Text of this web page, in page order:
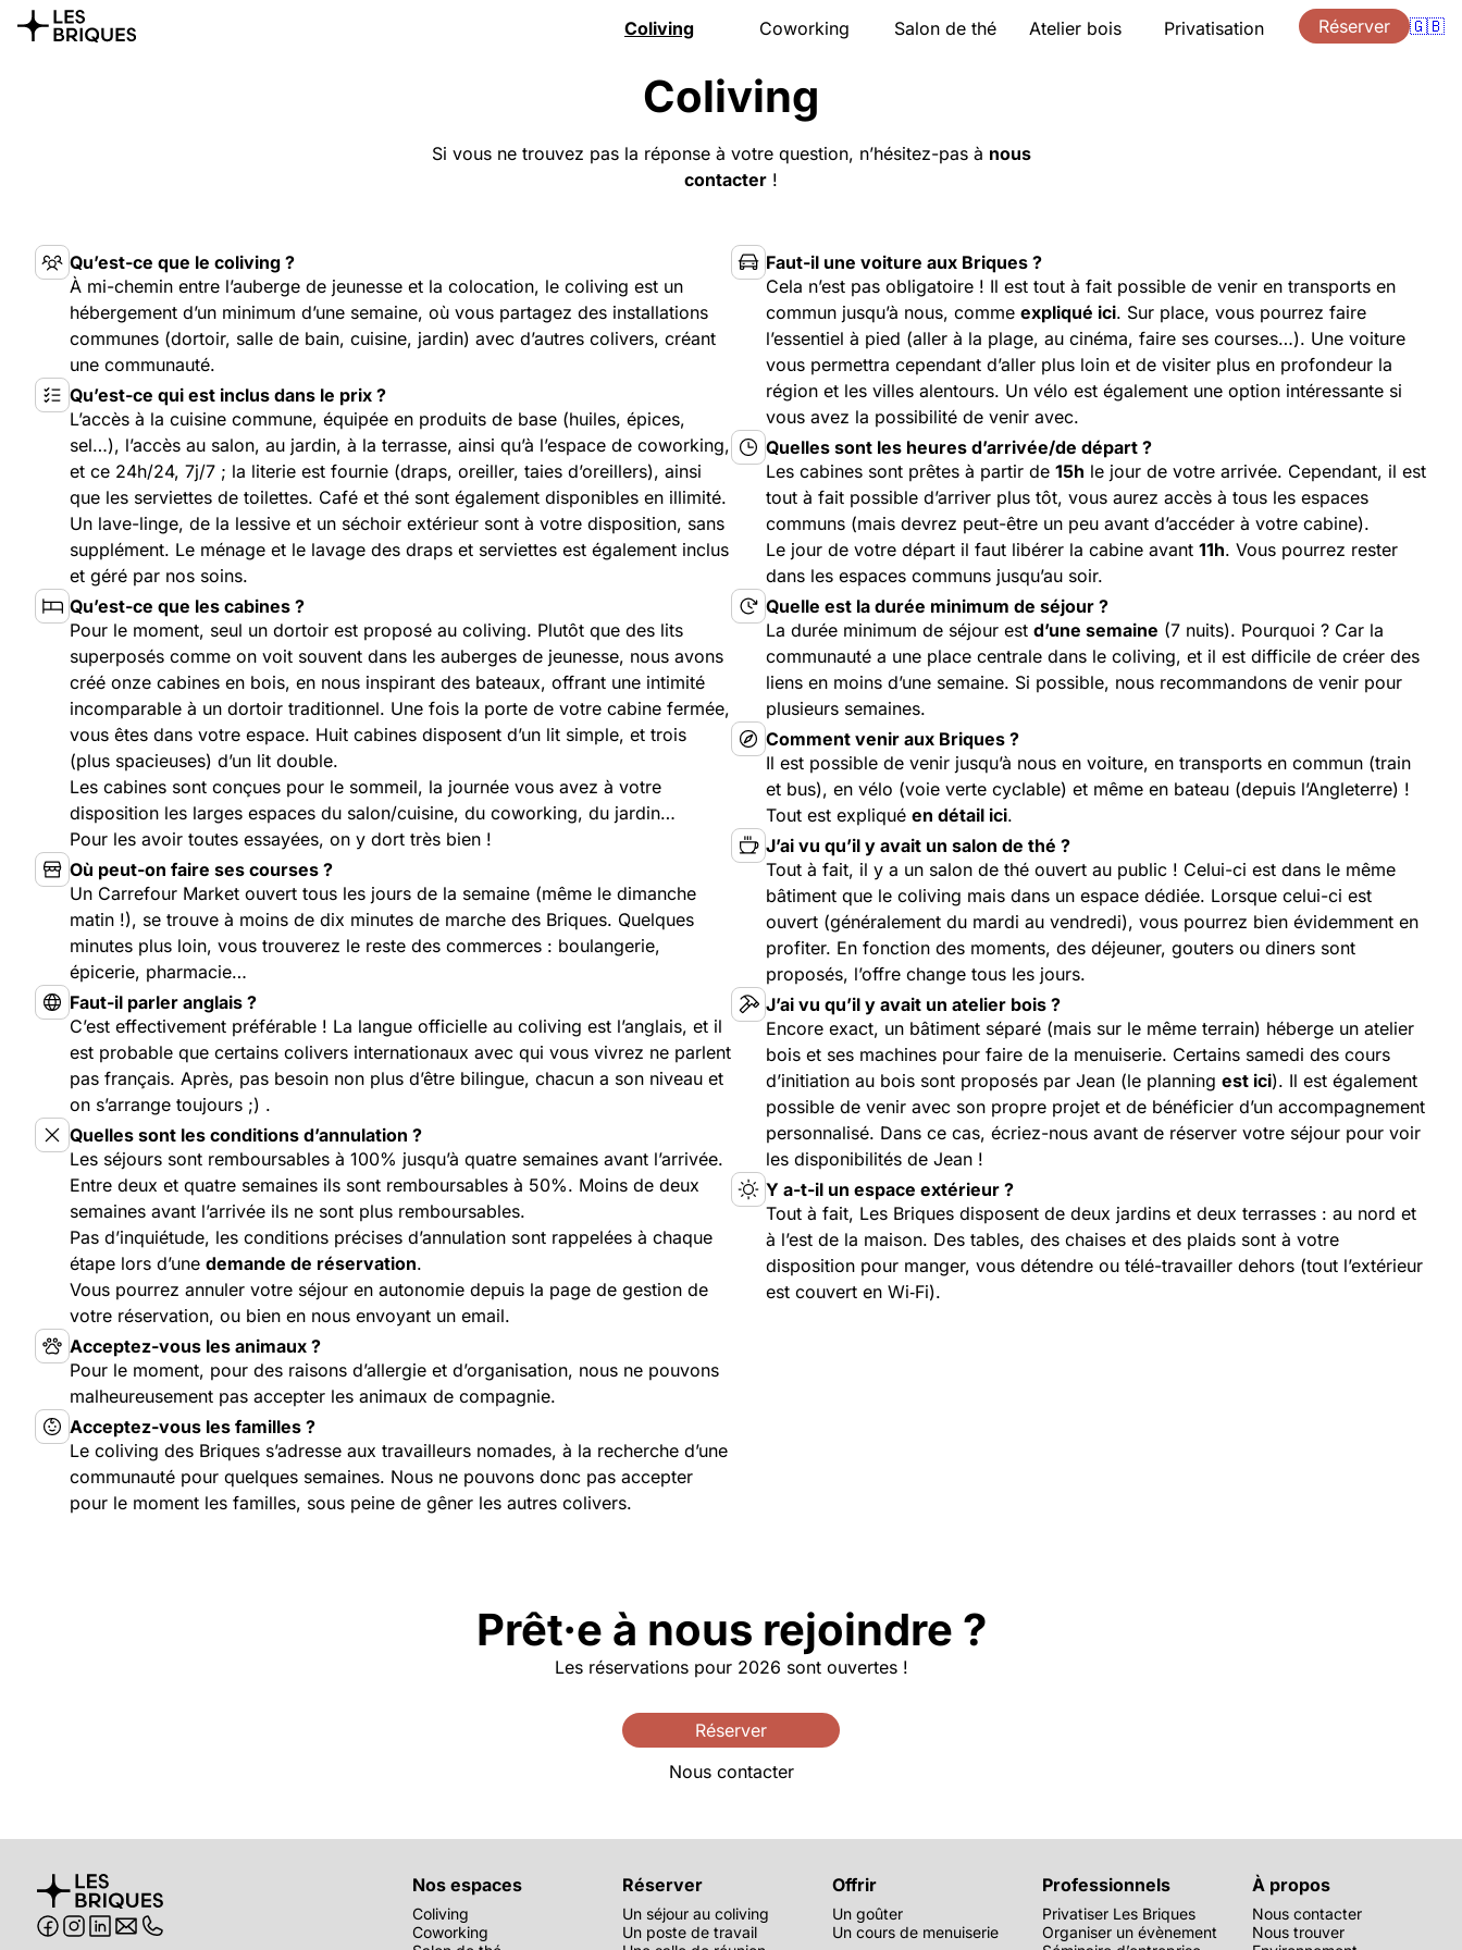
Coliving
La maison
Espace nuit
Communauté
Coworking
Salle de réunion
Évènements pro
Accès
Réserver
Salon de thé
Évènements
Atelier bois
Bons cadeaux
Privatisation Réserver 🇬🇧
Coliving
Si vous ne trouvez pas la réponse à votre question, n’hésitez-pas à nous
contacter !
Qu’est-ce que le coliving ?
À mi-chemin entre l’auberge de jeunesse et la colocation, le coliving est un
hébergement d’un minimum d’une semaine, où vous partagez des installations
communes (dortoir, salle de bain, cuisine, jardin) avec d’autres colivers, créant
une communauté.
Qu’est-ce qui est inclus dans le prix ?
L’accès à la cuisine commune, équipée en produits de base (huiles, épices,
sel…), l’accès au salon, au jardin, à la terrasse, ainsi qu’à l’espace de coworking,
et ce 24h/24, 7j/7 ; la literie est fournie (draps, oreiller, taies d’oreillers), ainsi
que les serviettes de toilettes. Café et thé sont également disponibles en illimité.
Un lave-linge, de la lessive et un séchoir extérieur sont à votre disposition, sans
supplément. Le ménage et le lavage des draps et serviettes est également inclus
et géré par nos soins.
Qu’est-ce que les cabines ?
Pour le moment, seul un dortoir est proposé au coliving. Plutôt que des lits
superposés comme on voit souvent dans les auberges de jeunesse, nous avons
créé onze cabines en bois, en nous inspirant des bateaux, offrant une intimité
incomparable à un dortoir traditionnel. Une fois la porte de votre cabine fermée,
vous êtes dans votre espace. Huit cabines disposent d’un lit simple, et trois
(plus spacieuses) d’un lit double.
Les cabines sont conçues pour le sommeil, la journée vous avez à votre
disposition les larges espaces du salon/cuisine, du coworking, du jardin…
Pour les avoir toutes essayées, on y dort très bien !
Où peut-on faire ses courses ?
Un Carrefour Market ouvert tous les jours de la semaine (même le dimanche
matin !), se trouve à moins de dix minutes de marche des Briques. Quelques
minutes plus loin, vous trouverez le reste des commerces : boulangerie,
épicerie, pharmacie…
Faut-il parler anglais ?
C’est effectivement préférable ! La langue officielle au coliving est l’anglais, et il
est probable que certains colivers internationaux avec qui vous vivrez ne parlent
pas français. Après, pas besoin non plus d’être bilingue, chacun a son niveau et
on s’arrange toujours ;) .
Quelles sont les conditions d’annulation ?
Les séjours sont remboursables à 100% jusqu’à quatre semaines avant l’arrivée.
Entre deux et quatre semaines ils sont remboursables à 50%. Moins de deux
semaines avant l’arrivée ils ne sont plus remboursables.
Pas d’inquiétude, les conditions précises d’annulation sont rappelées à chaque
étape lors d’une demande de réservation.
Vous pourrez annuler votre séjour en autonomie depuis la page de gestion de
votre réservation, ou bien en nous envoyant un email.
Acceptez-vous les animaux ?
Pour le moment, pour des raisons d’allergie et d’organisation, nous ne pouvons
malheureusement pas accepter les animaux de compagnie.
Acceptez-vous les familles ?
Le coliving des Briques s’adresse aux travailleurs nomades, à la recherche d’une
communauté pour quelques semaines. Nous ne pouvons donc pas accepter
pour le moment les familles, sous peine de gêner les autres colivers.
Faut-il une voiture aux Briques ?
Cela n’est pas obligatoire ! Il est tout à fait possible de venir en transports en
commun jusqu’à nous, comme expliqué ici. Sur place, vous pourrez faire
l’essentiel à pied (aller à la plage, au cinéma, faire ses courses…). Une voiture
vous permettra cependant d’aller plus loin et de visiter plus en profondeur la
région et les villes alentours. Un vélo est également une option intéressante si
vous avez la possibilité de venir avec.
Quelles sont les heures d’arrivée/de départ ?
Les cabines sont prêtes à partir de 15h le jour de votre arrivée. Cependant, il est
tout à fait possible d’arriver plus tôt, vous aurez accès à tous les espaces
communs (mais devrez peut-être un peu avant d’accéder à votre cabine).
Le jour de votre départ il faut libérer la cabine avant 11h. Vous pourrez rester
dans les espaces communs jusqu’au soir.
Quelle est la durée minimum de séjour ?
La durée minimum de séjour est d’une semaine (7 nuits). Pourquoi ? Car la
communauté a une place centrale dans le coliving, et il est difficile de créer des
liens en moins d’une semaine. Si possible, nous recommandons de venir pour
plusieurs semaines.
Comment venir aux Briques ?
Il est possible de venir jusqu’à nous en voiture, en transports en commun (train
et bus), en vélo (voie verte cyclable) et même en bateau (depuis l’Angleterre) !
Tout est expliqué en détail ici.
J’ai vu qu’il y avait un salon de thé ?
Tout à fait, il y a un salon de thé ouvert au public ! Celui-ci est dans le même
bâtiment que le coliving mais dans un espace dédiée. Lorsque celui-ci est
ouvert (généralement du mardi au vendredi), vous pourrez bien évidemment en
profiter. En fonction des moments, des déjeuner, gouters ou diners sont
proposés, l’offre change tous les jours.
J’ai vu qu’il y avait un atelier bois ?
Encore exact, un bâtiment séparé (mais sur le même terrain) héberge un atelier
bois et ses machines pour faire de la menuiserie. Certains samedi des cours
d’initiation au bois sont proposés par Jean (le planning est ici). Il est également
possible de venir avec son propre projet et de bénéficier d’un accompagnement
personnalisé. Dans ce cas, écriez-nous avant de réserver votre séjour pour voir
les disponibilités de Jean !
Y a-t-il un espace extérieur ?
Tout à fait, Les Briques disposent de deux jardins et deux terrasses : au nord et
à l’est de la maison. Des tables, des chaises et des plaids sont à votre
disposition pour manger, vous détendre ou télé-travailler dehors (tout l’extérieur
est couvert en Wi‑Fi).
Prêt·e à nous rejoindre ?
Les réservations pour 2026 sont ouvertes !
Réserver
Nous contacter
Nos espaces
Coliving
Coworking
Réserver
Un séjour au coliving
Un poste de travail
Offrir
Un goûter
Un cours de menuiserie
Professionnels
Privatiser Les Briques
Organiser un évènement
À propos
Nous contacter
Nous trouver